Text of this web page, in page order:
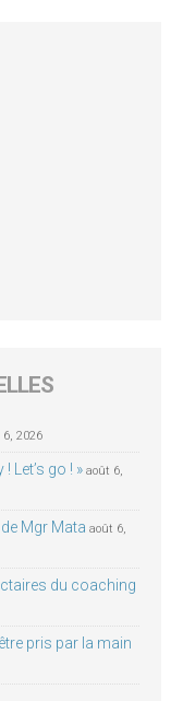
6, 2026
Let’s go ! » août 6,
Mgr Mata août 6,
du coaching
pris par la main